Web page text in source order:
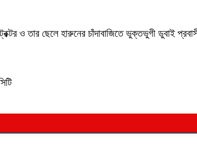
ও তার ছেলে হারুনের চাঁদাবাজিতে ভুক্তভুগী ডুবাই